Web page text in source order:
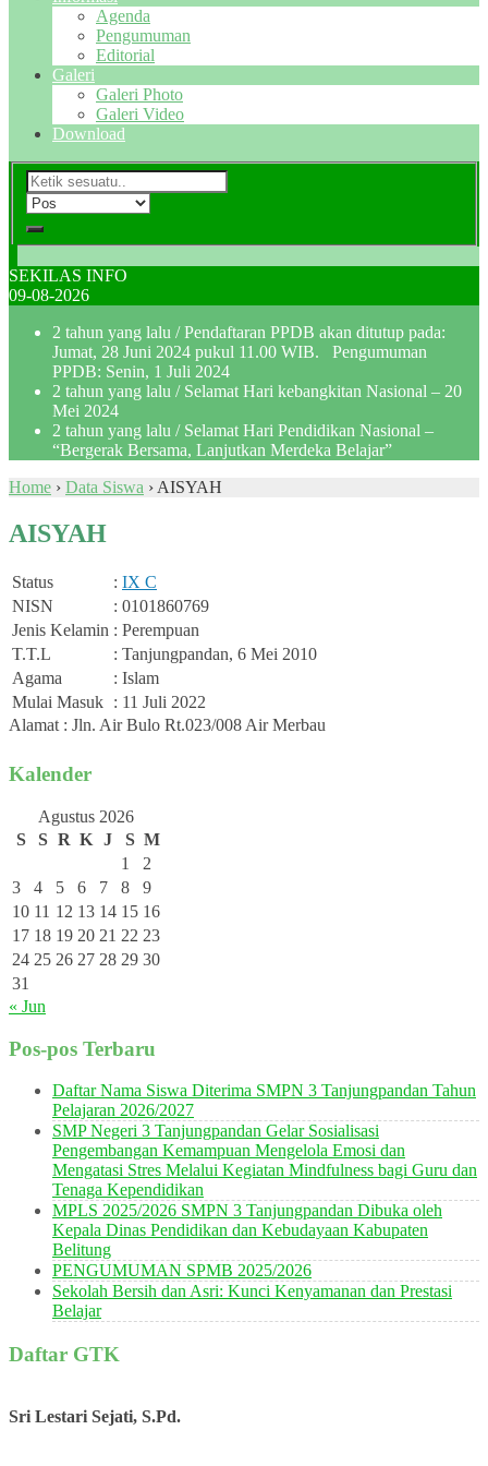
Agenda
Pengumuman
Editorial
Galeri
Galeri Photo
Galeri Video
Download
SEKILAS INFO
09-08-2026
2 tahun yang lalu / Pendaftaran PPDB akan ditutup pada:
Jumat, 28 Juni 2024 pukul 11.00 WIB. Pengumuman
PPDB: Senin, 1 Juli 2024
2 tahun yang lalu / Selamat Hari kebangkitan Nasional – 20
Mei 2024
2 tahun yang lalu / Selamat Hari Pendidikan Nasional –
“Bergerak Bersama, Lanjutkan Merdeka Belajar”
Home › Data Siswa › AISYAH
AISYAH
Status : IX C
NISN
: 0101860769
Jenis Kelamin : Perempuan
T.T.L
: Tanjungpandan, 6 Mei 2010
Agama
: Islam
Mulai Masuk : 11 Juli 2022
Alamat : Jln. Air Bulo Rt.023/008 Air Merbau
Kalender
Agustus 2026
S
S R K J S M
1
2
3
4 5 6 7 8
9
10 11 12 13 14 15 16
17 18 19 20 21 22 23
24 25 26 27 28 29 30
31
« Jun
Pos-pos Terbaru
Daftar Nama Siswa Diterima SMPN 3 Tanjungpandan Tahun
Pelajaran 2026/2027
SMP Negeri 3 Tanjungpandan Gelar Sosialisasi
Pengembangan Kemampuan Mengelola Emosi dan
Mengatasi Stres Melalui Kegiatan Mindfulness bagi Guru dan
Tenaga Kependidikan
MPLS 2025/2026 SMPN 3 Tanjungpandan Dibuka oleh
Kepala Dinas Pendidikan dan Kebudayaan Kabupaten
Belitung
PENGUMUMAN SPMB 2025/2026
Sekolah Bersih dan Asri: Kunci Kenyamanan dan Prestasi
Belajar
Daftar GTK
Sri Lestari Sejati, S.Pd.